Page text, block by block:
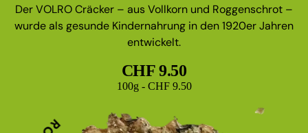
Der VOLRO Cräcker – aus Vollkorn und Roggenschrot –
wurde als gesunde Kindernahrung in den 1920er Jahren
entwickelt.
CHF 9.50
Grundpreis
100g - CHF 9.50